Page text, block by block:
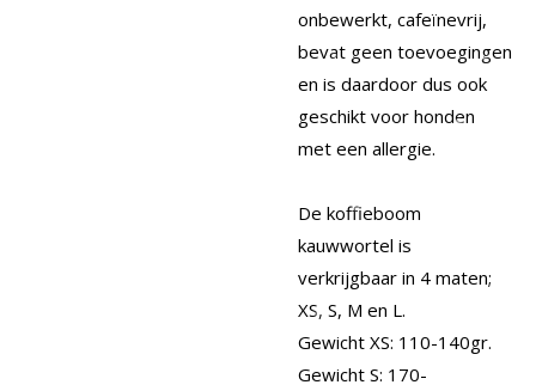
onbewerkt, cafeïnevrij,
bevat geen toevoegingen
en is daardoor dus ook
geschikt voor honden
met een allergie.
De koffieboom
kauwwortel is
verkrijgbaar in 4 maten;
XS, S, M en L.
Gewicht XS: 110-140gr.
Gewicht S: 170-